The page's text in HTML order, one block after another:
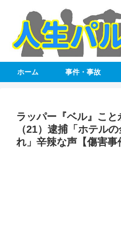
ホーム 事件・事故
ラッパー『ベル』こ
（21）逮捕「ホテル
れ」辛辣な声【傷害事